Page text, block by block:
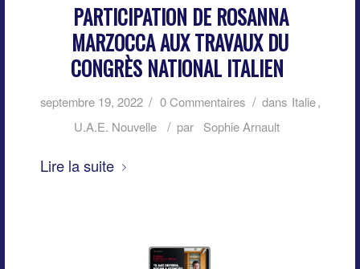
PARTICIPATION DE ROSANNA
MARZOCCA AUX TRAVAUX DU
CONGRÈS NATIONAL ITALIEN
septembre 19, 2022 / 0 Commentaires / dans Italie,
U.A.E. Nouvelle
/ par Sophie Arnault
Lire la suite